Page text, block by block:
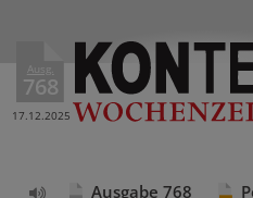
Ausg.
768
17.12.2025
Ausgabe 768